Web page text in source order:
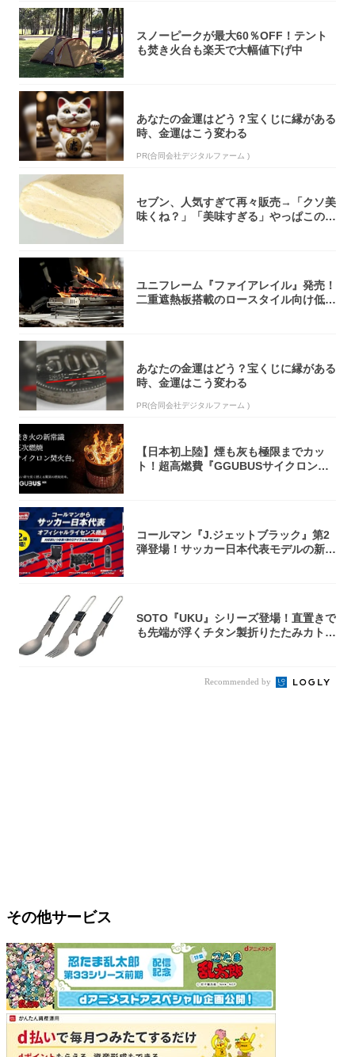
スノーピークが最大60％OFF！テント
も焚き火台も楽天で大幅値下げ中
あなたの金運はどう？宝くじに縁がある
時、金運はこう変わる
PR(合同会社デジタルファーム )
セブン、人気すぎて再々販売→「クソ美
味くね？」「美味すぎる」やっぱこのク
ユニフレーム『ファイアレイル』発売！
二重遮熱板搭載のロースタイル向け低型
あなたの金運はどう？宝くじに縁がある
時、金運はこう変わる
PR(合同会社デジタルファーム )
【日本初上陸】煙も灰も極限までカッ
ト！超高燃費『GGUBUSサイクロン焚
コールマン『J.ジェットブラック』第2
弾登場！サッカー日本代表モデルの新作
SOTO『UKU』シリーズ登場！直置きで
も先端が浮くチタン製折りたたみカトラ
Recommended by
その他サービス